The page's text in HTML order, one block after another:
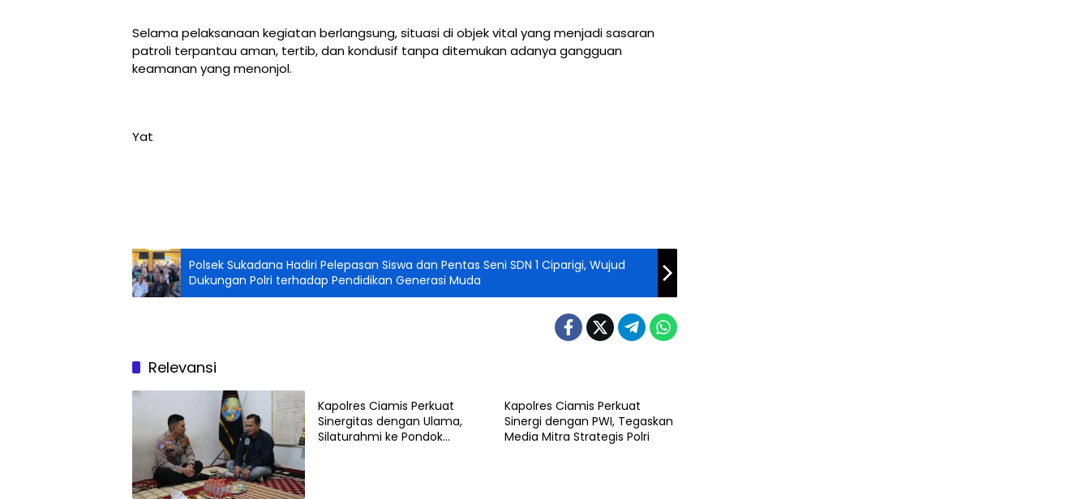
Selama pelaksanaan kegiatan berlangsung, situasi di objek vital yang menjadi sasaran
patroli terpantau aman, tertib, dan kondusif tanpa ditemukan adanya gangguan
keamanan yang menonjol.
Yat
Polsek Sukadana Hadiri Pelepasan Siswa dan Pentas Seni SDN 1 Ciparigi, Wujud
Dukungan Polri terhadap Pendidikan Generasi Muda
Relevansi
Kapolres Ciamis Perkuat
Sinergitas dengan Ulama,
Silaturahmi ke Pondok
Kapolres Ciamis Perkuat
Sinergi dengan PWI, Tegaskan
Media Mitra Strategis Polri